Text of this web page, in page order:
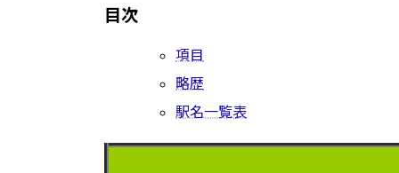
目次
項目
略歴
駅名一覧表